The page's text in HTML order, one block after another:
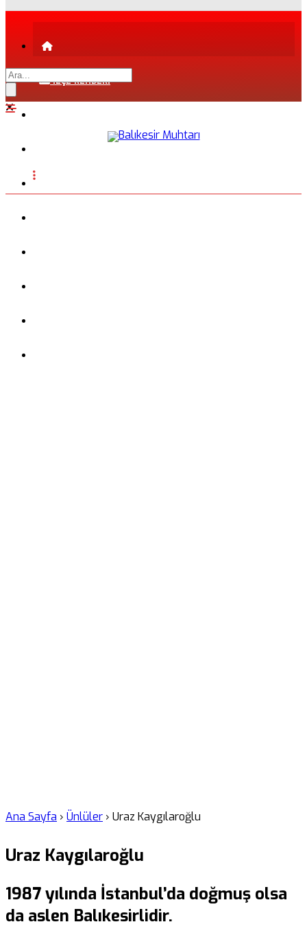
İLÇE REHBERİ
Ana Sayfa › Ünlüler › Uraz Kaygılaroğlu
Uraz Kaygılaroğlu
1987 yılında İstanbul’da doğmuş olsa
da aslen Balıkesirlidir.